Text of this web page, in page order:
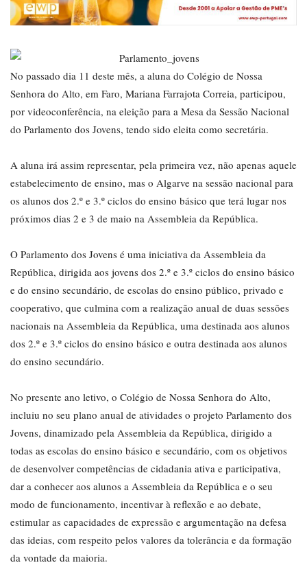
No passado dia 11 deste mês, a aluna do Colégio de Nossa
Senhora do Alto, em Faro, Mariana Farrajota Correia, participou,
por videoconferência, na eleição para a Mesa da Sessão Nacional
do Parlamento dos Jovens, tendo sido eleita como secretária.
A aluna irá assim representar, pela primeira vez, não apenas aquele
estabelecimento de ensino, mas o Algarve na sessão nacional para
os alunos dos 2.º e 3.º ciclos do ensino básico que terá lugar nos
próximos dias 2 e 3 de maio na Assembleia da República.
O Parlamento dos Jovens é uma iniciativa da Assembleia da
República, dirigida aos jovens dos 2.º e 3.º ciclos do ensino básico
e do ensino secundário, de escolas do ensino público, privado e
cooperativo, que culmina com a realização anual de duas sessões
nacionais na Assembleia da República, uma destinada aos alunos
dos 2.º e 3.º ciclos do ensino básico e outra destinada aos alunos
do ensino secundário.
No presente ano letivo, o Colégio de Nossa Senhora do Alto,
incluiu no seu plano anual de atividades o projeto Parlamento dos
Jovens, dinamizado pela Assembleia da República, dirigido a
todas as escolas do ensino básico e secundário, com os objetivos
de desenvolver competências de cidadania ativa e participativa,
dar a conhecer aos alunos a Assembleia da República e o seu
modo de funcionamento, incentivar à reflexão e ao debate,
estimular as capacidades de expressão e argumentação na defesa
das ideias, com respeito pelos valores da tolerância e da formação
da vontade da maioria.